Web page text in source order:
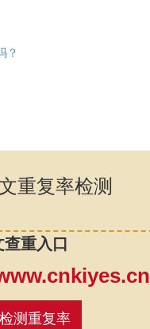
？
重复率检测
重入口
测重复率